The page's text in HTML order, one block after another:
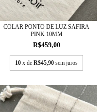
COLAR PONTO DE LUZ SAFIRA
PINK 10MM
R$459,00
10 x de R$45,90 sem juros